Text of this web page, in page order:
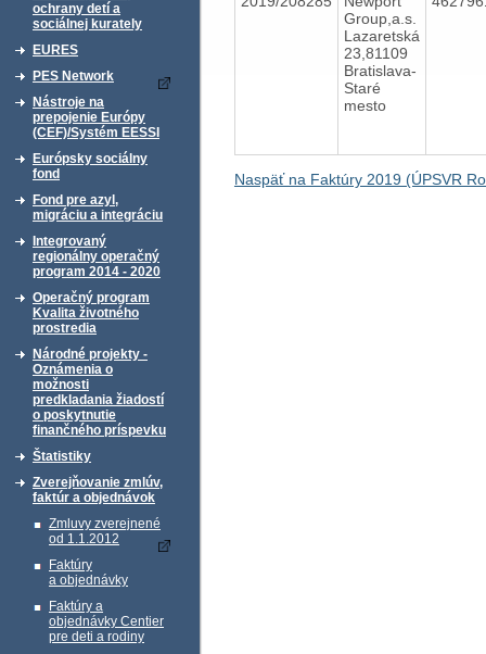
ochrany detí a
sociálnej kurately
EURES
PES Network
Nástroje na
prepojenie Európy
(CEF)/Systém EESSI
Európsky sociálny
fond
Fond pre azyl,
migráciu a integráciu
Integrovaný
regionálny operačný
program 2014 - 2020
Operačný program
Kvalita životného
prostredia
Národné projekty -
Oznámenia o
možnosti
predkladania žiadostí
o poskytnutie
finančného príspevku
Štatistiky
Zverejňovanie zmlúv,
faktúr a objednávok
Zmluvy zverejnené
od 1.1.2012
Faktúry
a objednávky
Faktúry a
objednávky Centier
pre deti a rodiny
Group,a.s.
Lazaretská
23,81109
Bratislava-
Staré
mesto
Naspäť na Faktúry 2019 (ÚPSVR